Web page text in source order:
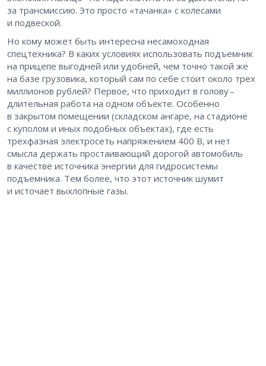
за трансмиссию. Это просто «тачанка» с колесами
и подвеской.
Но кому может быть интересна несамоходная
спецтехника? В каких условиях использовать подъемник
на прицепе выгодней или удобней, чем точно такой же
на базе грузовика, который сам по себе стоит около трех
миллионов рублей? Первое, что приходит в голову – ​
длительная работа на одном объекте. Особенно
в закрытом помещении (складском ангаре, на стадионе
с куполом и иных подобных объектах), где есть
трехфазная электросеть напряжением 400 В, и нет
смысла держать простаивающий дорогой автомобиль
в качестве источника энергии для гидросистемы
подъемника. Тем более, что этот источник шумит
и источает выхлопные газы.